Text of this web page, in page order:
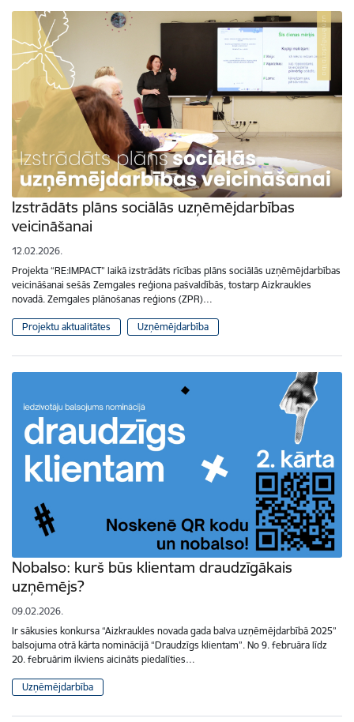
Izstrādāts plāns sociālās uzņēmējdarbības
veicināšanai
12.02.2026.
Projekta “RE:IMPACT” laikā izstrādāts rīcības plāns sociālās uzņēmējdarbības
veicināšanai sešās Zemgales reģiona pašvaldībās, tostarp Aizkraukles
novadā. Zemgales plānošanas reģions (ZPR)…
Projektu aktualitātes Uzņēmējdarbība
Nobalso: kurš būs klientam draudzīgākais
uzņēmējs?
09.02.2026.
Ir sākusies konkursa “Aizkraukles novada gada balva uzņēmējdarbībā 2025”
balsojuma otrā kārta nominācijā “Draudzīgs klientam”. No 9. februāra līdz
20. februārim ikviens aicināts piedalīties…
Uzņēmējdarbība